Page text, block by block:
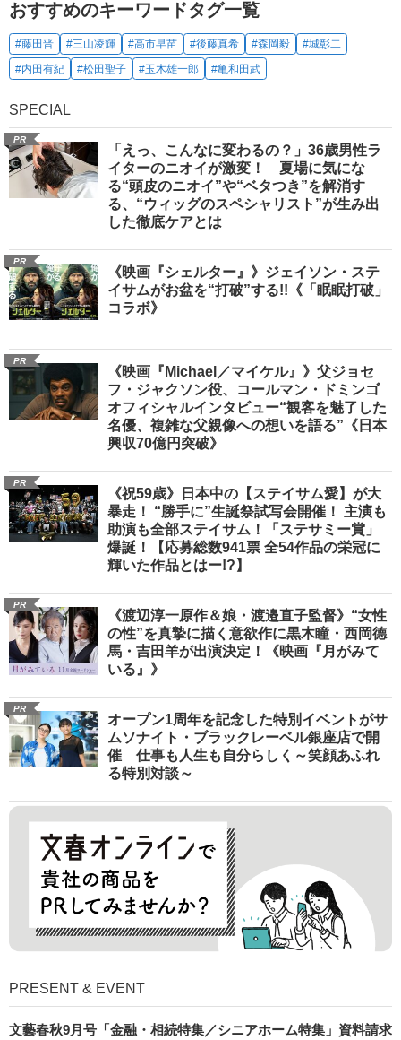
おすすめのキーワードタグ一覧
#藤田晋 #三山凌輝 #高市早苗 #後藤真希 #森岡毅
#城彰二
#内田有紀
#松田聖子 #玉木雄一郎 #亀和田武
SPECIAL
PR
「えっ、こんなに変わるの？」36歳男性ラ
イターのニオイが激変！ 夏場に気にな
る“頭皮のニオイ”や“ベタつき”を解消す
る、“ウィッグのスペシャリスト”が生み出
した徹底ケアとは
PR
《映画『シェルター』》ジェイソン・ステ
イサムがお盆を“打破”する!!《「眠眠打破」
コラボ》
PR
《映画『Michael／マイケル』》父ジョセ
フ・ジャクソン役、コールマン・ドミンゴ
オフィシャルインタビュー“観客を魅了した
名優、複雑な父親像への想いを語る”《日本
興収70億円突破》
PR
《祝59歳》日本中の【ステイサム愛】が大
暴走！ “勝手に”生誕祭試写会開催！ 主演も
助演も全部ステイサム！「ステサミー賞」
爆誕！【応募総数941票 全54作品の栄冠に
輝いた作品とはー!?】
PR
《渡辺淳一原作＆娘・渡邉直子監督》“女性
の性”を真摯に描く意欲作に黒木瞳・西岡德
馬・吉田羊が出演決定！《映画『月がみて
いる』》
PR
オープン1周年を記念した特別イベントがサ
ムソナイト・ブラックレーベル銀座店で開
催 仕事も人生も自分らしく～笑顔あふれ
る特別対談～
PRESENT & EVENT
文藝春秋9月号「金融・相続特集／シニアホーム特集」資料請求